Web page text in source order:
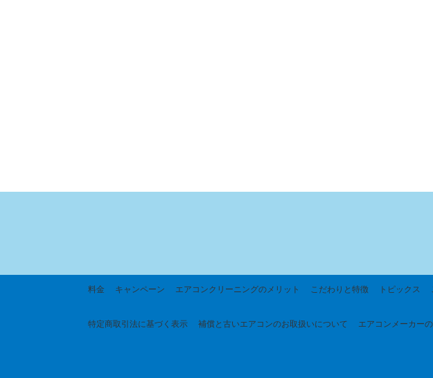
料金 キャンペーン エアコンクリーニングのメリット こだわりと特徴 トピックス
特定商取引法に基づく 表示 補償と古いエアコンのお取扱いについて エアコンメーカー